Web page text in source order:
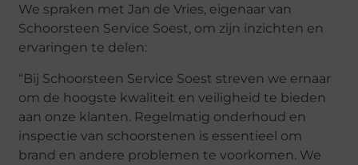
We spraken met Jan de Vries, eigenaar van
Schoorsteen Service Soest, om zijn inzichten en
ervaringen te delen:
“Bij Schoorsteen Service Soest streven we ernaar
om de hoogste kwaliteit en veiligheid te bieden
aan onze klanten. Regelmatig onderhoud en
inspectie van schoorstenen is essentieel om
brand en andere problemen te voorkomen. We